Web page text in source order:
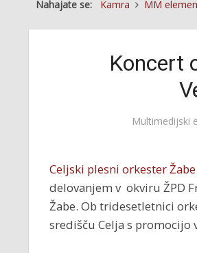
Nahajate se: Kamra MM
Koncert
Multimedijski
Celjski plesni orkester Žabe
delovanjem v okviru ŽPD
Žabe. Ob tridesetletnici
središču Celja s promocijo